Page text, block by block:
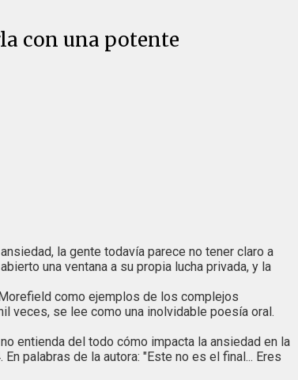
con una potente
la gente todavía parece no tener claro a
una ventana a su propia lucha privada, y la
como ejemplos de los complejos
veces, se lee como una inolvidable poesía oral.
entienda del todo cómo impacta la ansiedad en la
palabras de la autora: "Este no es el final... Eres